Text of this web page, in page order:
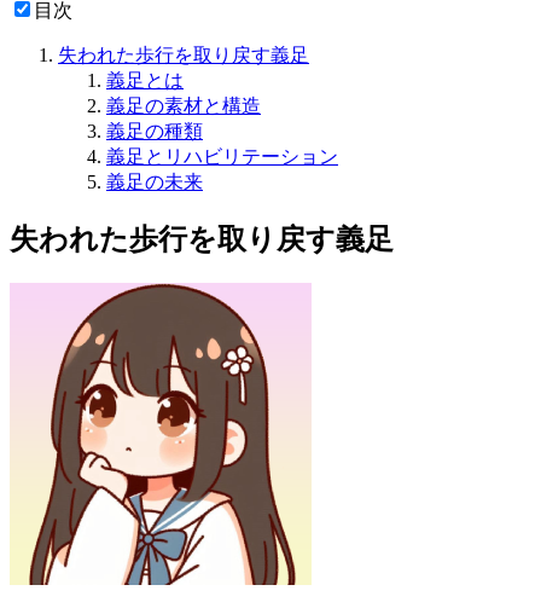
目次
失われた歩行を取り戻す義足
義足とは
義足の素材と構造
義足の種類
義足とリハビリテーション
義足の未来
失われた歩行を取り戻す義足